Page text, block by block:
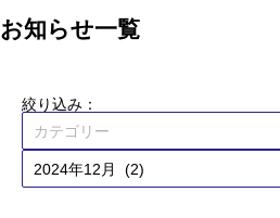
無料送迎バス
お知らせ一覧
絞り込み：